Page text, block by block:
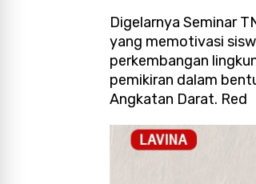
Digelarnya Seminar
yang memotivasi
perkembangan
pemikiran dalam
Angkatan Darat. Red